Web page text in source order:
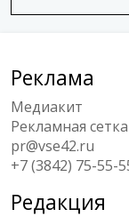
Реклама
Медиакит
Рекламная
pr@vse42.ru
+7 (3842) 75-55-
Редакция